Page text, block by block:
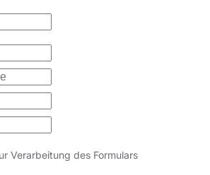
Verarbeitung des Formulars